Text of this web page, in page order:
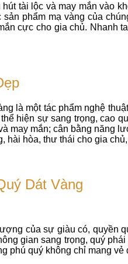
tài lộc và may mắn vào
phẩm mạ vàng của
cực cho gia chủ.
là một tác phẩm nghệ
hiện sự sang trọng, cao
may mắn; cân bằng năng
hài hòa, thư thái cho gia
Dát Vàng
của sự giàu có, quyền
gian sang trọng, quý
phú quý không chỉ mang